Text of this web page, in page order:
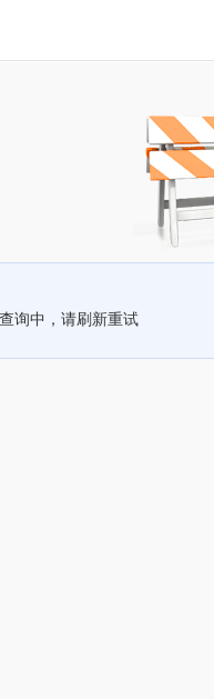
询中，请刷新重试